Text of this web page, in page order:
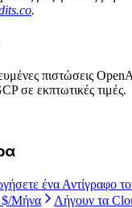
.
πιστώσεις
σε εκπτωτικές τιμές.
ένα Αντίγραφο
$/Μήνα
Λήγουν τα